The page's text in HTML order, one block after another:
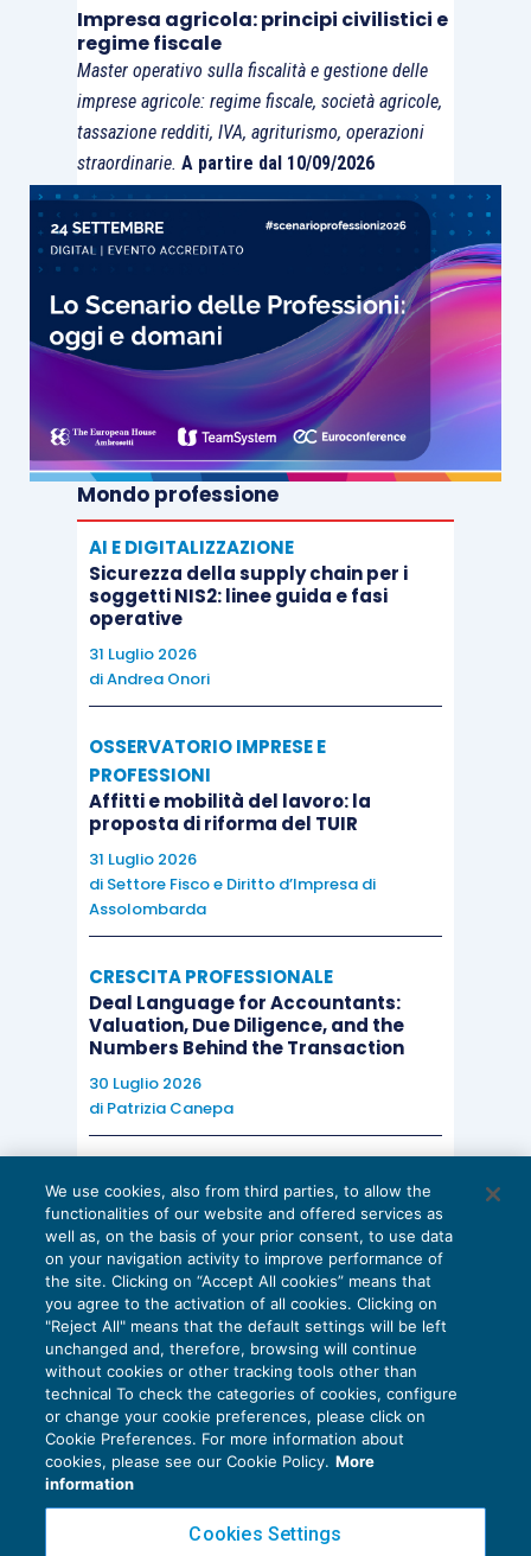
Impresa agricola: principi civilistici e
regime fiscale
Master operativo sulla fiscalità e gestione delle
imprese agricole: regime fiscale, società agricole,
tassazione redditi, IVA, agriturismo, operazioni
straordinarie. A partire dal 10/09/2026
Mondo professione
AI E DIGITALIZZAZIONE
Sicurezza della supply chain per i
soggetti NIS2: linee guida e fasi
operative
31 Luglio 2026
diAndrea Onori
OSSERVATORIO IMPRESE E
PROFESSIONI
Affitti e mobilità del lavoro: la
proposta di riforma del TUIR
31 Luglio 2026
di Settore Fisco e Diritto d’Impresa di
Assolombarda
CRESCITA PROFESSIONALE
Deal Language for Accountants:
Valuation, Due Diligence, and the
Numbers Behind the Transaction
30 Luglio 2026
di Patrizia Canepa
EU AI Act e studi professionali: le
scadenze concrete
27 Luglio 2026
di Diego BarberieStefano Dovier
Privacy Policy
Cookie Policy
We use cookies, also from third parties, to allow the
functionalities of our website and offered services as
well as, on the basis of your prior consent, to use data
on your navigation activity to improve performance of
the site. Clicking on “Accept All cookies” means that
you agree to the activation of all cookies. Clicking on
"Reject All" means that the default settings will be left
unchanged and, therefore, browsing will continue
without cookies or other tracking tools other than
technical To check the categories of cookies, configure
or change your cookie preferences, please click on
Cookie Preferences. For more information about
cookies, please see our Cookie Policy. More
information
Cookies Settings